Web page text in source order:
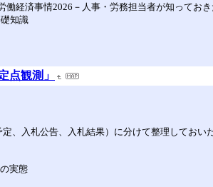
経済事情2026－人事・労務担当者が知ってお
知識
点観測」
、入札公告、入札結果）に分けて整理しておいた
実態